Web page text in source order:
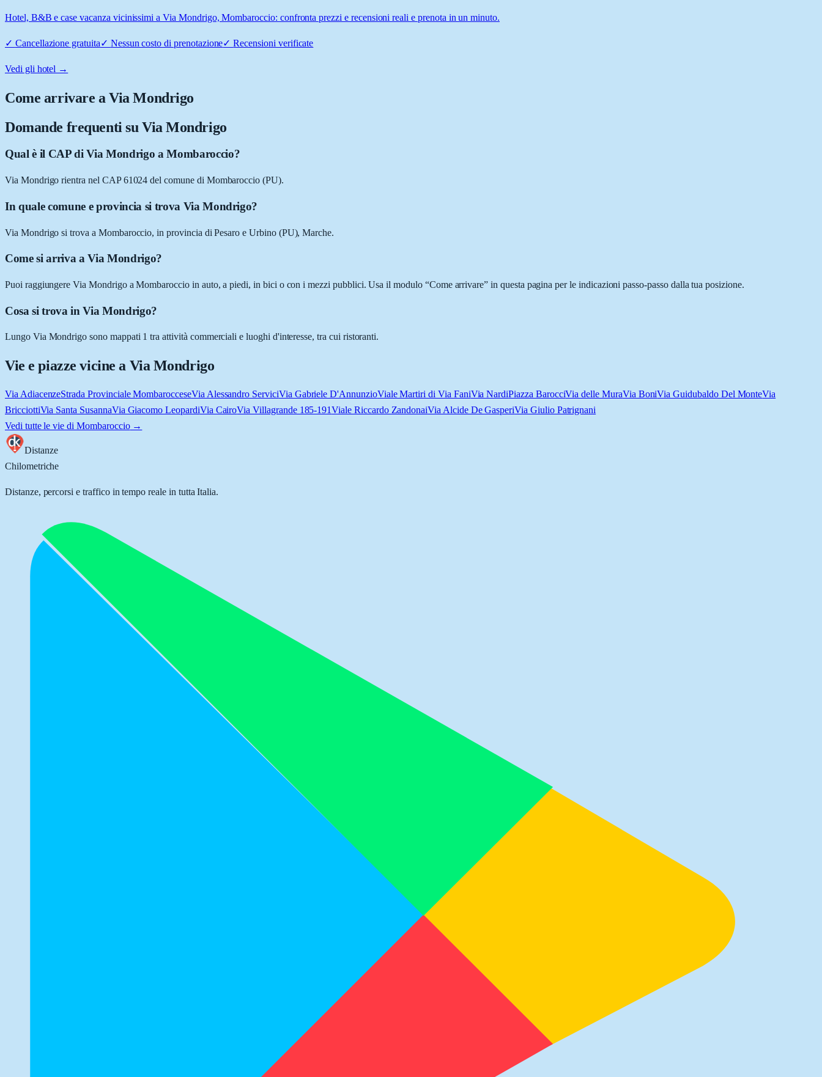
Hotel, B&B e case vacanza vicinissimi a Via Mondrigo, Mombaroccio: confronta prezzi e recensioni reali e prenota in un minuto.
✓ Cancellazione gratuita✓ Nessun costo di prenotazione✓Recensioni verificate
Vedi gli hotel →
Come arrivare aVia Mondrigo
Domande frequenti su Via Mondrigo
Qual è il CAP di Via Mondrigo a Mombaroccio?
Via Mondrigo rientra nel CAP 61024 del comune di Mombaroccio (PU).
In quale comune e provincia si trova Via Mondrigo?
Via Mondrigo si trova a Mombaroccio, in provincia di Pesaro e Urbino (PU), Marche.
Come si arriva a Via Mondrigo?
Puoi raggiungere Via Mondrigo a Mombaroccio in auto, a piedi, in bici o con i mezzi pubblici. Usa il modulo “Come arrivare” in questa pagina per le indicazioni passo-passo dalla tua posizione.
Cosa si trova in Via Mondrigo?
Lungo Via Mondrigo sono mappati 1 tra attività commerciali e luoghi d'interesse, tra cui ristoranti.
Vie e piazze vicine a Via Mondrigo
Via AdiacenzeStrada Provinciale MombarocceseVia Alessandro ServiciVia Gabriele D'AnnunzioViale Martiri di Via FaniVia NardiPiazza BarocciVia delle MuraVia BoniVia Guidubaldo Del MonteVia
BricciottiVia Santa SusannaVia Giacomo LeopardiVia CairoVia Villagrande 185-191Viale Riccardo ZandonaiVia Alcide De GasperiVia Giulio Patrignani
Vedi tutte le vie di Mombaroccio→
Distanze
Chilometriche
Distanze, percorsi e traffico in tempo reale in tutta Italia.